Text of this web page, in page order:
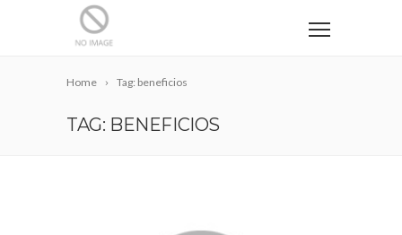
Home Tag: beneficios
TAG: BENEFICIOS